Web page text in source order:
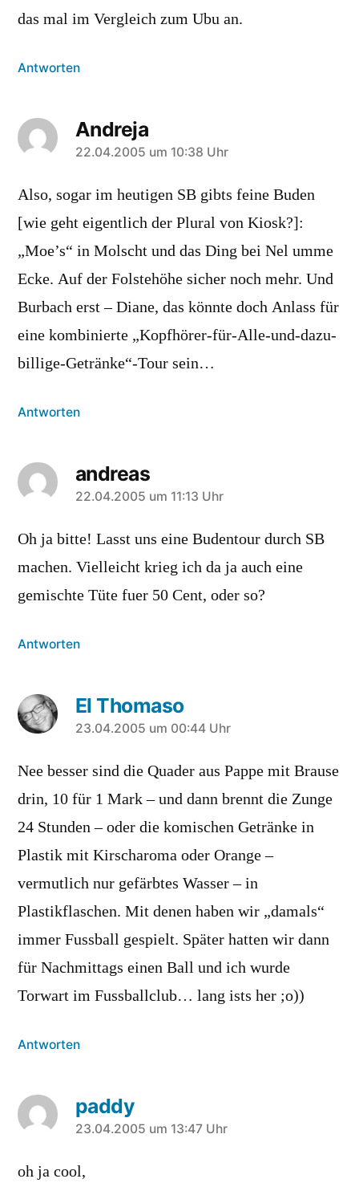
das mal im Vergleich zum Ubu an.
Antworten
Andreja
sagt:
22.04.2005 um 10:38 Uhr
Also, sogar im heutigen SB gibts feine Buden
[wie geht eigentlich der Plural von Kiosk?]:
„Moe’s“ in Molscht und das Ding bei Nel umme
Ecke. Auf der Folstehöhe sicher noch mehr. Und
Burbach erst – Diane, das könnte doch Anlass für
eine kombinierte „Kopfhörer-für-Alle-und-dazu-
billige-Getränke“-Tour sein…
Antworten
andreas
sagt:
22.04.2005 um 11:13 Uhr
Oh ja bitte! Lasst uns eine Budentour durch SB
machen. Vielleicht krieg ich da ja auch eine
gemischte Tüte fuer 50 Cent, oder so?
Antworten
El Thomaso
sagt:
23.04.2005 um 00:44 Uhr
Nee besser sind die Quader aus Pappe mit Brause
drin, 10 für 1 Mark – und dann brennt die Zunge
24 Stunden – oder die komischen Getränke in
Plastik mit Kirscharoma oder Orange –
vermutlich nur gefärbtes Wasser – in
Plastikflaschen. Mit denen haben wir „damals“
immer Fussball gespielt. Später hatten wir dann
für Nachmittags einen Ball und ich wurde
Torwart im Fussballclub… lang ists her ;o))
Antworten
paddy
sagt:
23.04.2005 um 13:47 Uhr
oh ja cool,